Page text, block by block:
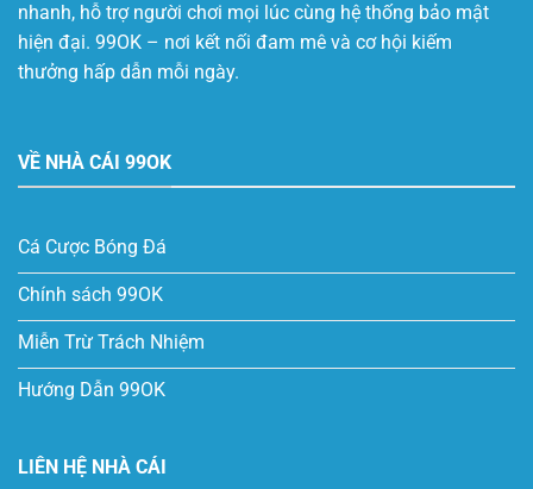
nhanh, hỗ trợ người chơi mọi lúc cùng hệ thống bảo mật
hiện đại. 99OK – nơi kết nối đam mê và cơ hội kiếm
thưởng hấp dẫn mỗi ngày.
VỀ NHÀ CÁI 99OK
Cá Cược Bóng Đá
Chính sách 99OK
Miễn Trừ Trách Nhiệm
Hướng Dẫn 99OK
LIÊN HỆ NHÀ CÁI